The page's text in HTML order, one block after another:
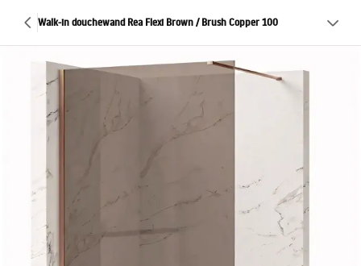
Walk-in douchewand Rea Flexi Brown / Brush Copper 100